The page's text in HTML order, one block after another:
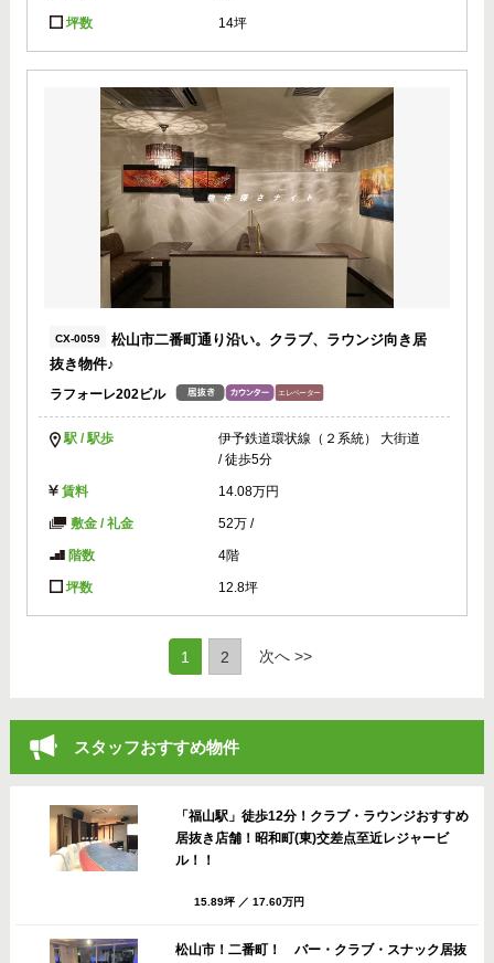
坪数 14坪
CX-0059
松山市二番町通り沿い。クラブ、ラウンジ向き居
抜き物件♪
ラフォーレ202ビル
駅 / 駅歩
伊予鉄道環状線（２系統） 大街道
/ 徒歩5分
賃料 14.08万円
敷金 / 礼金 52万 /
階数 4階
坪数 12.8坪
1 (current)
2 次へ >>
スタッフおすすめ物件
「福山駅」徒歩12分！クラブ・ラウンジおすすめ
居抜き店舗！昭和町(東)交差点至近レジャービ
ル！！
15.89坪 ／ 17.60万円
松山市！二番町！ バー・クラブ・スナック居抜